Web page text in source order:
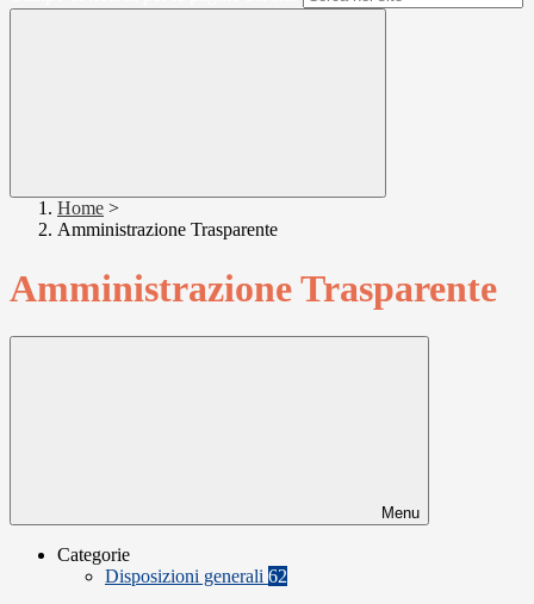
Home >
Amministrazione Trasparente
Amministrazione Trasparente
Menu
Categorie
Disposizioni generali 62